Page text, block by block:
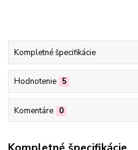
Kompletné špecifikácie
Hodnotenie 5
Komentáre 0